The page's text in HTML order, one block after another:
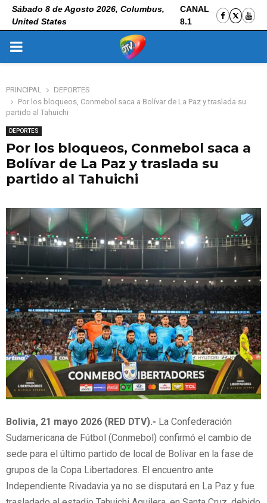
Sábado 8 de Agosto 2026, Columbus,
United States
CANAL
8.1
PRIMARY
PRINCIPAL
DEPORTES
Por los bloqueos, Conmebol saca a Bolívar de La Paz y traslada su
partido al Tahuichi
DEPORTES
Por los bloqueos, Conmebol saca a
Bolívar de La Paz y traslada su
partido al Tahuichi
Bolivia, 21 mayo 2026 (RED DTV).- La Confederación
Sudamericana de Fútbol (Conmebol) confirmó el cambio de
sede para el último partido de local de Bolívar en la fase de
grupos de la Copa Libertadores. El encuentro ante
Independiente Rivadavia ya no se disputará en La Paz y fue